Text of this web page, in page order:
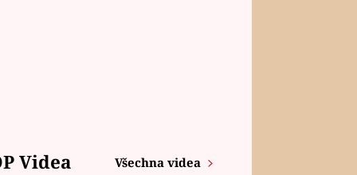
Videa Všechna videa